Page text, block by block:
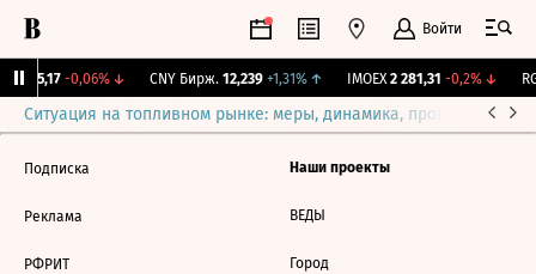
Войти
115,17 -0,06%↓ CNY Бирж. 12,239 +1,31%↑ IMOEX 2 281,31 -0,2%↓
Ситуация на топливном рынке: меры, динамика, прогнозы
Подписка
Реклама
РФРИТ
Наши проекты
ВЕДЫ
Город